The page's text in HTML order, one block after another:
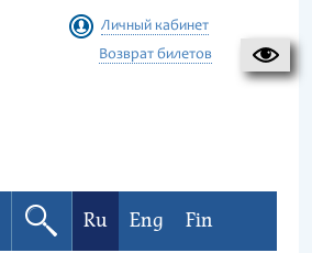
Личный кабинет
Возврат билетов
Ru Eng Fin